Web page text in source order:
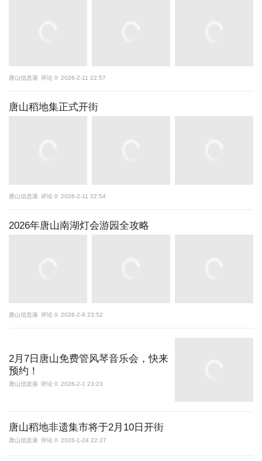
唐山信息港 评论 0 2026-2-11 22:57
唐山稻地集正式开街
唐山信息港 评论 0 2026-2-11 22:54
2026年唐山南湖灯会游园全攻略
唐山信息港 评论 0 2026-2-9 23:52
2月7日唐山免费管风琴音乐会，快来
预约！
唐山信息港 评论 0 2026-2-1 23:23
唐山稻地非遗集市将于2月10日开街
唐山信息港 评论 0 2026-1-24 22:27